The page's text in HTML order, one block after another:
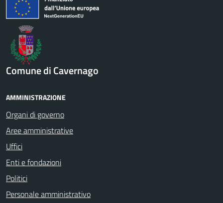
Comune di Cavernago
AMMINISTRAZIONE
Organi di governo
Aree amministrative
Uffici
Enti e fondazioni
Politici
Personale amministrativo